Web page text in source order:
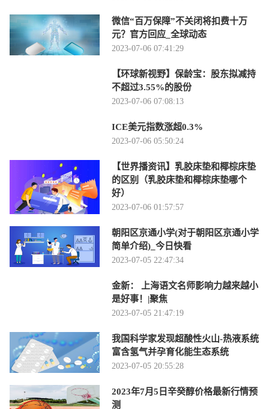
微信“百万保障”不关闭将扣费十万
元？官方回应_全球动态
2023-07-06 07:41:29
【环球新视野】保龄宝：股东拟减持
不超过3.55%的股份
2023-07-06 07:08:13
ICE美元指数涨超0.3%
2023-07-06 05:50:24
【世界播资讯】乳胶床垫和椰棕床垫
的区别（乳胶床垫和椰棕床垫哪个
好）
2023-07-06 01:57:57
朝阳区京通小学(对于朝阳区京通小学
简单介绍)_今日快看
2023-07-05 22:47:34
金新： 上海语文名师影响力越来越小
是好事！|聚焦
2023-07-05 21:47:19
我国科学家发现超酸性火山-热液系统
富含氢气并孕育化能生态系统
2023-07-05 20:55:28
2023年7月5日辛癸醇价格最新行情预
测